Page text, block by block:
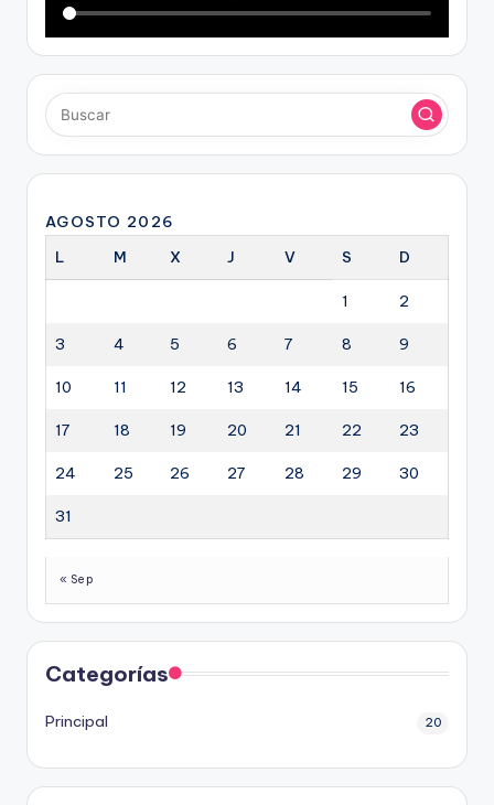
AGOSTO 2026
L
M X J V S D
1 2
3 4 5 6 7 8 9
10 11 12 13 14 15 16
17 18 19 20 21 22 23
24 25 26 27 28 29 30
31
« Sep
Categorías
Principal 20